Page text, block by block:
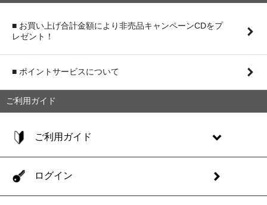
■ お買い上げ合計金額により非売品キャンペーンCDをプ
レゼント！
■ ポイントサービスについて
ご利用ガイド
ご利用ガイド
ログイン